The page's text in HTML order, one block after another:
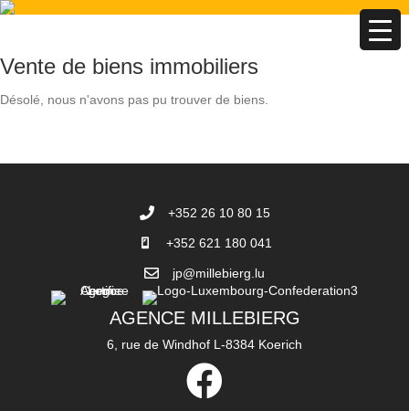
Vente de biens immobiliers
Désolé, nous n'avons pas pu trouver de biens.
+352 26 10 80 15
+352 621 180 041
jp@millebierg.lu
AGENCE MILLEBIERG
6, rue de Windhof L-8384 Koerich